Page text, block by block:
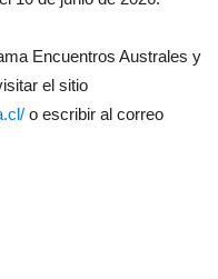
Encuentros Australes y
el sitio
o escribir al correo